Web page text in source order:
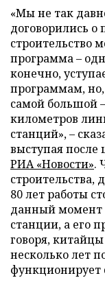
«Мы не так
договорились
строительство
программа–
конечно,
программам, но,
самой большой–
километров
станций»,–
выступая
РИА «Новости».
строительства,
80 лет работы
данный момент
станции, а его
говоря,
несколько лет
функционирует